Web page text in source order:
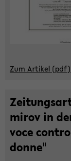
Zum Ar­ti­kel (pdf)
mi­rov in
voce
donne"